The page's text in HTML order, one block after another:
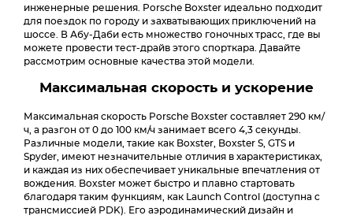
инженерные решения. Porsche Boxster идеально подходит
для поездок по городу и захватывающих приключений на
шоссе. В Абу-Даби есть множество гоночных трасс, где вы
можете провести тест-драйв этого спорткара. Давайте
рассмотрим основные качества этой модели.
Максимальная скорость и ускорение
Максимальная скорость Porsche Boxster составляет 290 км/
ч, а разгон от 0 до 100 км/ч занимает всего 4,3 секунды.
Различные модели, такие как Boxster, Boxster S, GTS и
Spyder, имеют незначительные отличия в характеристиках,
и каждая из них обеспечивает уникальные впечатления от
вождения. Boxster может быстро и плавно стартовать
благодаря таким функциям, как Launch Control (доступна с
трансмиссией PDK). Его аэродинамический дизайн и